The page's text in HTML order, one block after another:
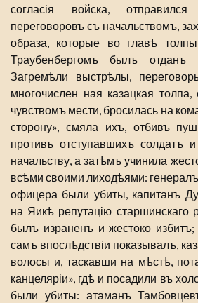
согласія войска,
переговоровъ съ начальствомъ,
образа, которые во главѣ
Траубенбергомъ былъ отданъ
Загремѣли выстрѣлы,
многочислен ная казацкая
чувствомъ мести, бросилась на
сторону», смяла ихъ, отбивъ
противъ отступавшихъ солдатъ
начальству, а затѣмъ учинила
всѣми своими лиходѣями:
офицера были убиты, капитанъ
на Яикѣ репутацію старшинскаго
былъ израненъ и жестоко
самъ впослѣдствіи показывалъ,
волосы и, таскавши на мѣстѣ,
канцеляріи», гдѣ и посадили въ
были убиты: атаманъ